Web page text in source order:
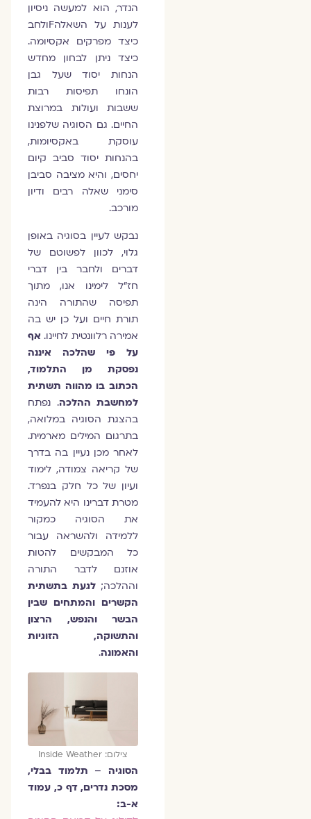
הנדר, הוא למעשה ניסיון
לענות על השאלהFולחב
כיצד מפרקים אקסיומה.
כיצד ניתן לבחון מחדש
הנחות יסוד שעל גבן
הונחו תפיסות רבות
ששבות ועולות במרוצת
החיים. גם הסוגיה שלפנינו
עוסקת באקסיומות,
בהנחות יסוד סביב קיום
יחסים, והיא מציבה סביבן
סימני שאלה רבים ודיון
מורכב.
נבקש לעיין בסוגיה באופן
גלוי, לכוון לפשוטם של
דברים ולחבר בין דברי
חז"ל לימינו אנו, מתוך
תפיסה שהתורה הינה
תורת חיים ועל כן יש בה
אמירה רלוונטית לחיינו.אף
על פי שהלכה איננה
נפסקת מן התלמוד,
הכתוב בו מהווה תשתית
למחשבת ההלכה. נפתח
בהצגת הסוגיה במלואה,
בתרגום המילים מארמית.
לאחר מכן נעיין בה בדרך
של קריאה צמודה, לימוד
ועיון של כל חלק בנפרד.
מטרת דברינו היא להעמיד
את הסוגיה כמקור
ללמידה ולהשראה עבור
כל המבקשים להטות
אוזנם לדבר התורה
וההלכה;לגעת בתשתית
הקשרים והמתחים שבין
הבשר והנפש, הרצון
והתשוקה, הזוגיות
והאמונה.
צילום: Inside Weather
הסוגיה– תלמוד בבלי,
מסכת נדרים, דף כ, עמוד
א-ב: